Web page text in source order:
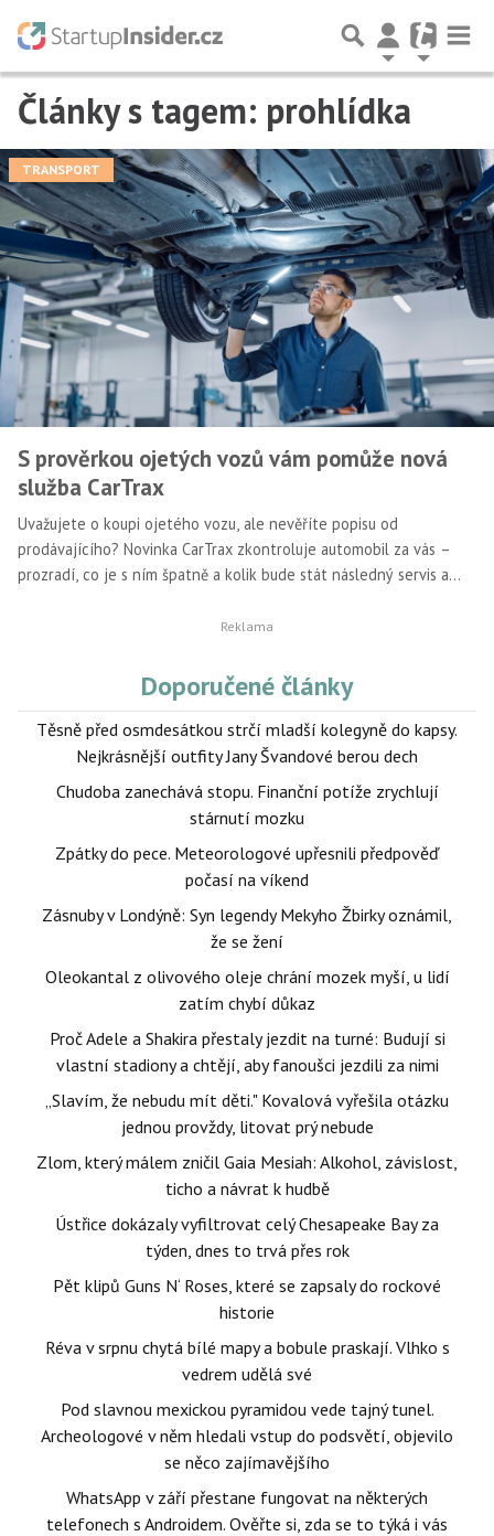
Články s tagem: prohlídka
TRANSPORT
S prověrkou ojetých vozů vám pomůže nová
služba CarTrax
Uvažujete o koupi ojetého vozu, ale nevěříte popisu od
prodávajícího? Novinka CarTrax zkontroluje automobil za vás –
prozradí, co je s ním špatně a kolik bude stát následný servis a
Doporučené články
Těsně před osmdesátkou strčí mladší kolegyně do kapsy.
Nejkrásnější outfity Jany Švandové berou dech
Chudoba zanechává stopu. Finanční potíže zrychlují
stárnutí mozku
Zpátky do pece. Meteorologové upřesnili předpověď
počasí na víkend
Zásnuby v Londýně: Syn legendy Mekyho Žbirky oznámil,
že se žení
Oleokantal z olivového oleje chrání mozek myší, u lidí
zatím chybí důkaz
Proč Adele a Shakira přestaly jezdit na turné: Budují si
vlastní stadiony a chtějí, aby fanoušci jezdili za nimi
„Slavím, že nebudu mít děti." Kovalová vyřešila otázku
jednou provždy, litovat prý nebude
Zlom, který málem zničil Gaia Mesiah: Alkohol, závislost,
ticho a návrat k hudbě
Ústřice dokázaly vyfiltrovat celý Chesapeake Bay za
týden, dnes to trvá přes rok
Pět klipů Guns N‘ Roses, které se zapsaly do rockové
historie
Réva v srpnu chytá bílé mapy a bobule praskají. Vlhko s
vedrem udělá své
Pod slavnou mexickou pyramidou vede tajný tunel.
Archeologové v něm hledali vstup do podsvětí, objevilo
se něco zajímavějšího
WhatsApp v září přestane fungovat na některých
telefonech s Androidem. Ověřte si, zda se to týká i vás